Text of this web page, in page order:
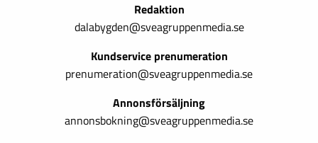
Redaktion
dalabygden@sveagruppenmedia.se
Kundservice prenumeration
prenumeration@sveagruppenmedia.se
Annonsförsäljning
annonsbokning@sveagruppenmedia.se